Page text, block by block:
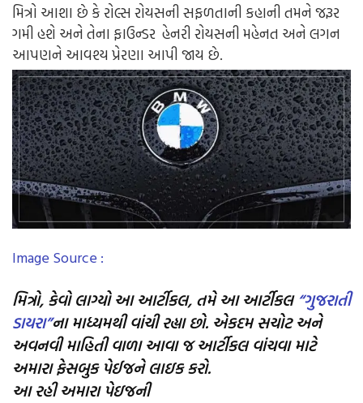
મિત્રો આશા છે કેરોલ્સરોયસનીસફળતાની કહાનીતમનેજરૂર
ગમીહશે અનેતેના ફાઉન્ડર હેનરીરોયસનીમહેનત અનેલગન
આપણને આવશ્યપ્રેરણા આપીજાય છે.
Image Source :
મિત્રો, કેવો લાગ્યો આ આર્ટીકલ, તમે આ આર્ટીકલ“ગુજરાતી
ડાયરા”ના માધ્યમથી વાંચી રહ્યા છો. એકદમ સચોટ અને
અવનવી માહિતી વાળા આવા જ આર્ટીકલ વાંચવા માટે
અમારા ફેસબુક પેઈજને લાઇક કરો.
આ રહી અમારા પેઇજની